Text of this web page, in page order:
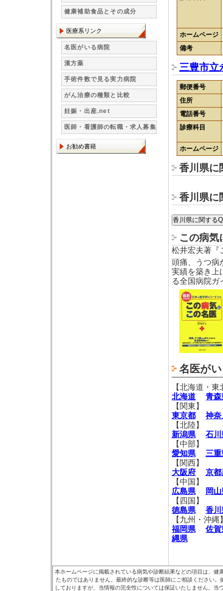
ホームページ
備考
三豊市立
郵便番号
住所
電話番号
診療科目
ホームページ
香川県に
香川県に
この病気
松井宏夫著『
頭痛、うつ病
実績を築き上
る全国病院ガ
名医が
【北海道・東
北海道
青森
【関東】
東京都
神
【北陸】
新潟県
石川
【中部】
愛知県
三
【関西】
大阪府
京都
【中国】
広島県
岡
【四国】
徳島県
香川
【九州・沖縄
福岡県
佐賀
縄県
健康補助食品とその成分
医療系リンク
名医がいる病院
漢方薬
手術件数で見る実力病院
がん治療の種類と比較
妊娠・出産.net
医師・看護師の転職・求人募集
お勧め書籍
本ホームページに掲載されている病気や診断結果などの項目は、
たものではありません。最終的な診断等は医師にご相談ください
しておりますが、当情報の完全性については保証いたしません。